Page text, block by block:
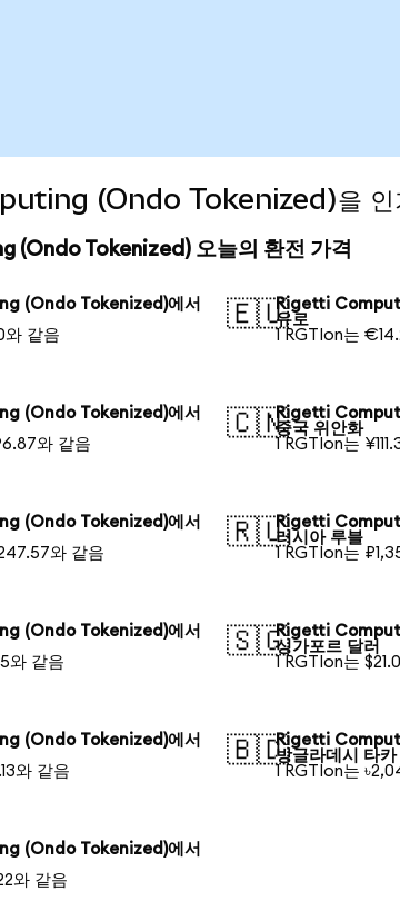
(Ondo Tokenized)을 인기
(Ondo Tokenized) 오늘의 환전 가격
(Ondo Tokenized)에서
와 같음
🇪🇺Rigetti
유로
1 RGTIon는
(Ondo Tokenized)에서
와 같음
🇨🇳Rigetti
중국 위안화
1 RGTIon는
(Ondo Tokenized)에서
와 같음
🇷🇺Rigetti
러시아 루블
1 RGTIon는
(Ondo Tokenized)에서
와 같음
🇸🇬Rigetti
싱가포르 달러
1 RGTIon는
(Ondo Tokenized)에서
와 같음
🇧🇩Rigetti
방글라데시 타카
1 RGTIon는
(Ondo Tokenized)에서
와 같음